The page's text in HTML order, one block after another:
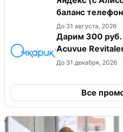
баланс
До 31 августа, 2026
Дарим 300 руб.
Acuvue
До 31 декабря, 2026
Все